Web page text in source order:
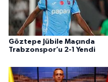
Göztepe Jübile Maçında
Trabzonspor’u 2-1 Yendi